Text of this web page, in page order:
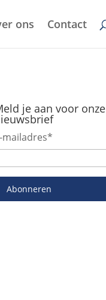
ons Contact
je aan voor onze
mailadres*
Abonneren